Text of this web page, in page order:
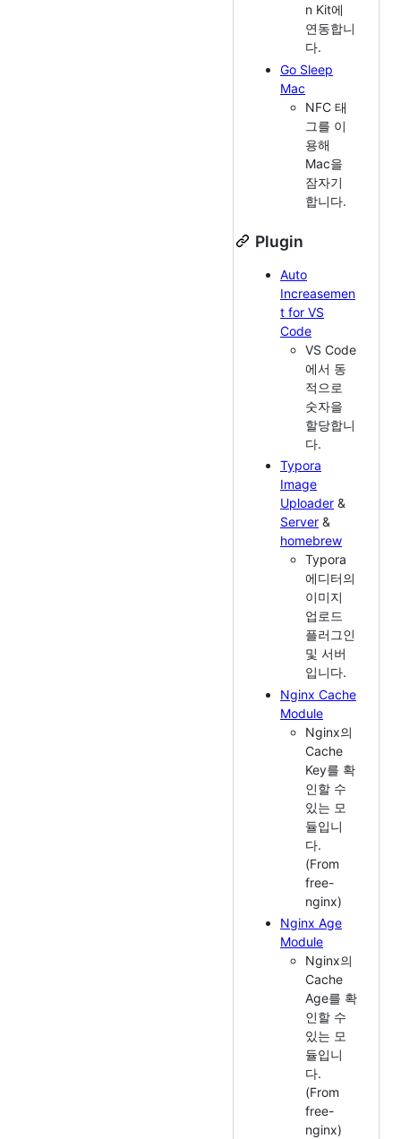
n Kit에
연동합니
다.
Go Sleep
Mac
NFC 태
그를 이
용해
Mac을
잠자기
합니다.
Plugin
Auto
Increasemen
t for VS
Code
VS Code
에서 동
적으로
숫자을
할당합니
다.
Typora
Image
Uploader &
Server &
homebrew
Typora
에디터의
이미지
업로드
플러그인
및 서버
입니다.
Nginx Cache
Module
Nginx의
Cache
Key를 확
인할 수
있는 모
듈입니
다.
(From
free-
nginx)
Nginx Age
Module
Nginx의
Cache
Age를 확
인할 수
있는 모
듈입니
다.
(From
free-
nginx)